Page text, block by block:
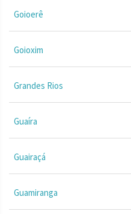
Goioerê
Goioxim
Grandes Rios
Guaíra
Guairaçá
Guamiranga